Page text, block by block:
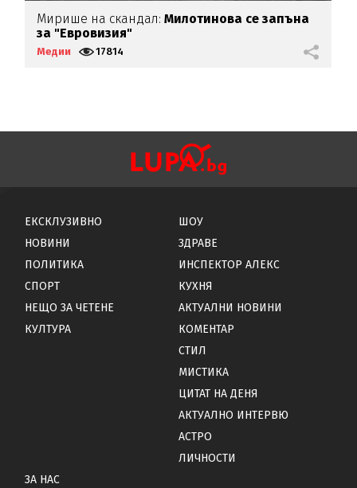
Мирише на скандал:Милотинова се запъна
за "Евровизия"
Медии 17814
ЕКСКЛУЗИВНО
НОВИНИ
ПОЛИТИКА
СПОРТ
НЕЩО ЗА ЧЕТЕНЕ
КУЛТУРА
ШОУ
ЗДРАВЕ
ИНСПЕКТОР АЛЕКС
КУХНЯ
АКТУАЛНИ НОВИНИ
КОМЕНТАР
СТИЛ
МИСТИКА
ЦИТАТ НА ДЕНЯ
АКТУАЛНО ИНТЕРВЮ
АСТРО
ЛИЧНОСТИ
ЗА НАС